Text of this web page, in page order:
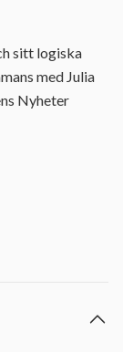
sitt logiska
med Julia
Nyheter